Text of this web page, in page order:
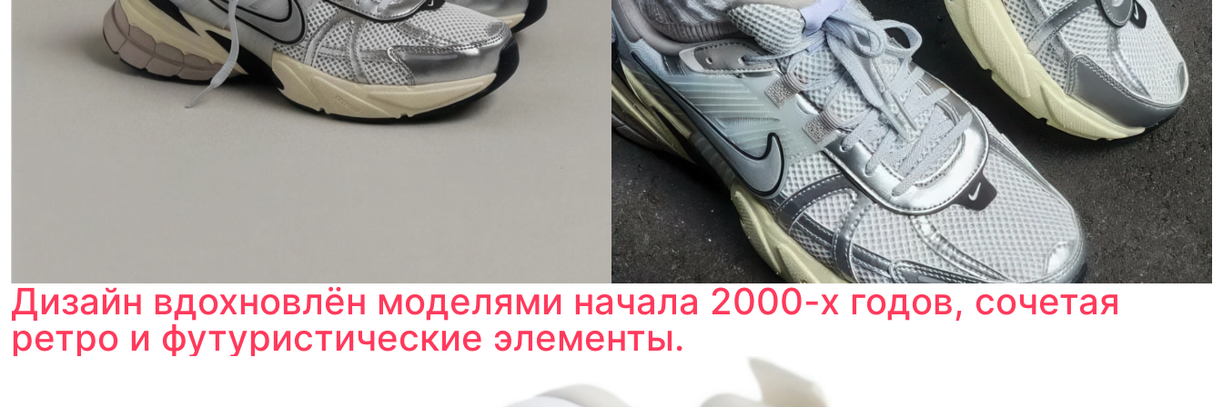
Дизайн вдохновлён моделями начала 2000-х годов, сочетая
ретро и футуристические элементы.